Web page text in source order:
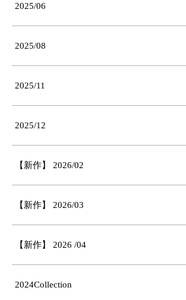
2025/06
2025/08
2025/11
2025/12
【新作】 2026/02
【新作】 2026/03
【新作】 2026 /04
2024Collection